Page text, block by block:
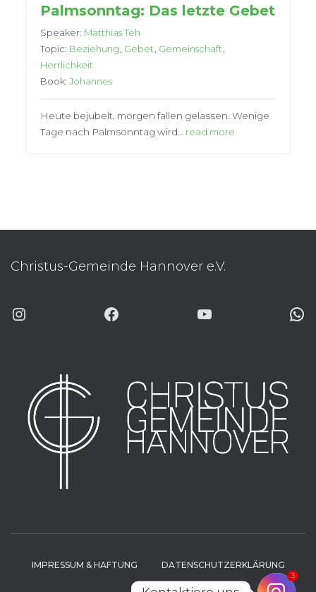
Palmsonntag: Das letzte Gebet
Speaker: Matthias Teh
Topic: Beziehung Gebet Gemeinschaft
Herrlichkeit
Book:Johannes
Heute bejubelt, morgen fallen gelassen. Wenige
Tage nach Palmsonntag wird… read more
Christus-Gemeinde Hannover e.V.
IMPRESSUM & HAFTUNG DATENSCHUTZERKLÄRUNG
3